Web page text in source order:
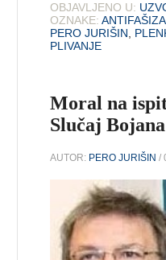
OBJAVLJENO U:
OZNAKE:
PERO JURIŠIN,
PLIVANJE
Moral na
Slučaj
AUTOR: PERO JURIŠIN /